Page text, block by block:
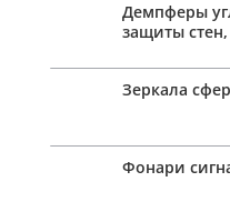
Демпферы
защиты
Зеркала
Фонари